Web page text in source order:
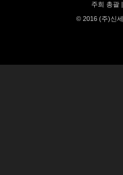
주희 총괄 |